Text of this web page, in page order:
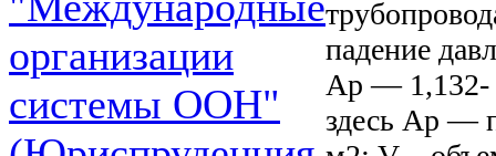
организации
системы ООН"
падение
Ар — 1,132-
здесь Ар —